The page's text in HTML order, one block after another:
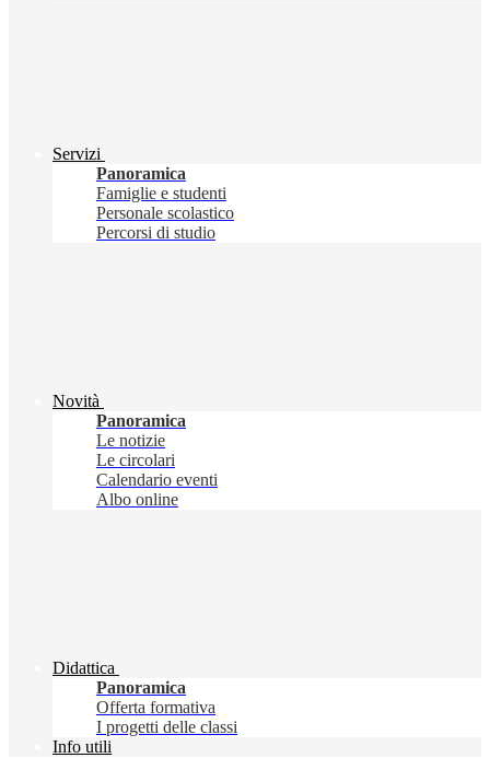
Servizi
Panoramica
Famiglie e studenti
Personale scolastico
Percorsi di studio
Novità
Panoramica
Le notizie
Le circolari
Calendario eventi
Albo online
Didattica
Panoramica
Offerta formativa
I progetti delle classi
Info utili